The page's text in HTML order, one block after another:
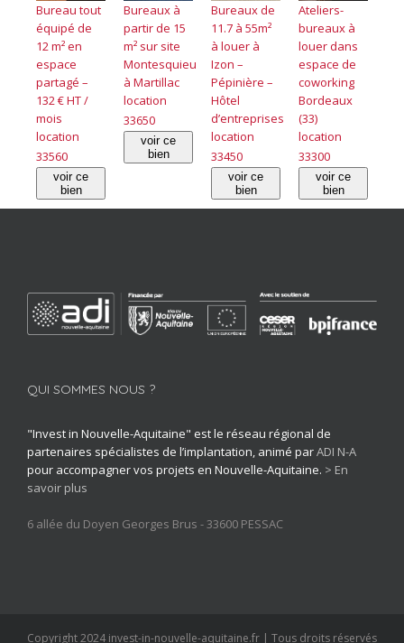
Bureau tout
équipé de
12 m² en
espace
partagé –
132 € HT /
mois
location
33560
voir ce
bien
Bureaux à
partir de 15
m² sur site
Montesquieu
à Martillac
location
33650
voir ce
bien
Bureaux de
11.7 à 55m²
à louer à
Izon –
Pépinière –
Hôtel
d’entreprises
location
33450
voir ce
bien
Ateliers-
bureaux à
louer dans
espace de
coworking
Bordeaux
(33)
location
33300
voir ce
bien
QUI SOMMES NOUS ?
"Invest in Nouvelle-Aquitaine" est le réseau régional de
partenaires spécialistes de l’implantation, animé parADI N-A
pour accompagner vos projets en Nouvelle-Aquitaine. > En
savoir plus
6 allée du Doyen Georges Brus - 33600 PESSAC
Copyright 2024 invest-in-nouvelle-aquitaine.fr | Tous droits réservés